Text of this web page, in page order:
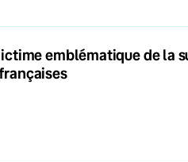
emblématique de la